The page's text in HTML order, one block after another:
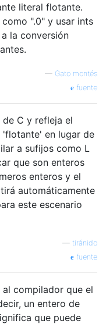
literal flotante.
".0" y usar ints
la conversión
— Gato montés
fuente
de C y refleja el
en lugar de
a sufijos como L
que son enteros
enteros y el
automáticamente
este escenario
tiránido
fuente
compilador que el
un entero de
que puede